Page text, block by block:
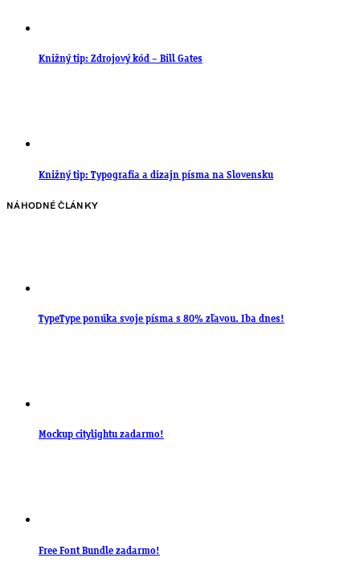
Knižný tip: Zdrojový kód – Bill Gates
Knižný tip: Typografia a dizajn písma na Slovensku
NÁHODNÉ ČLÁNKY
TypeType ponúka svoje písma s 80% zľavou. Iba dnes!
Mockup citylightu zadarmo!
Free Font Bundle zadarmo!